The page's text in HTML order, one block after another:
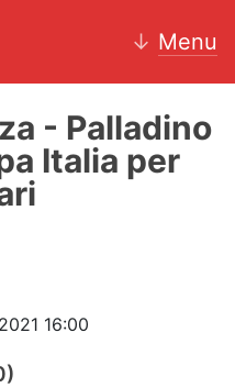
↓ Menu
- Palladino
Italia per
16:00